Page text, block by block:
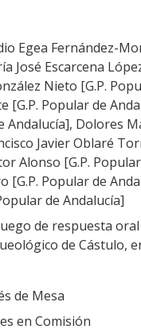
Egea Fernández-
José Escarcena
Nieto [G.P.
[G.P. Popular de
Andalucía], Dolores
Javier Oblaré
Alonso [G.P.
[G.P. Popular de
de Andalucía]
de respuesta
de Cástulo,
de Mesa
en Comisión